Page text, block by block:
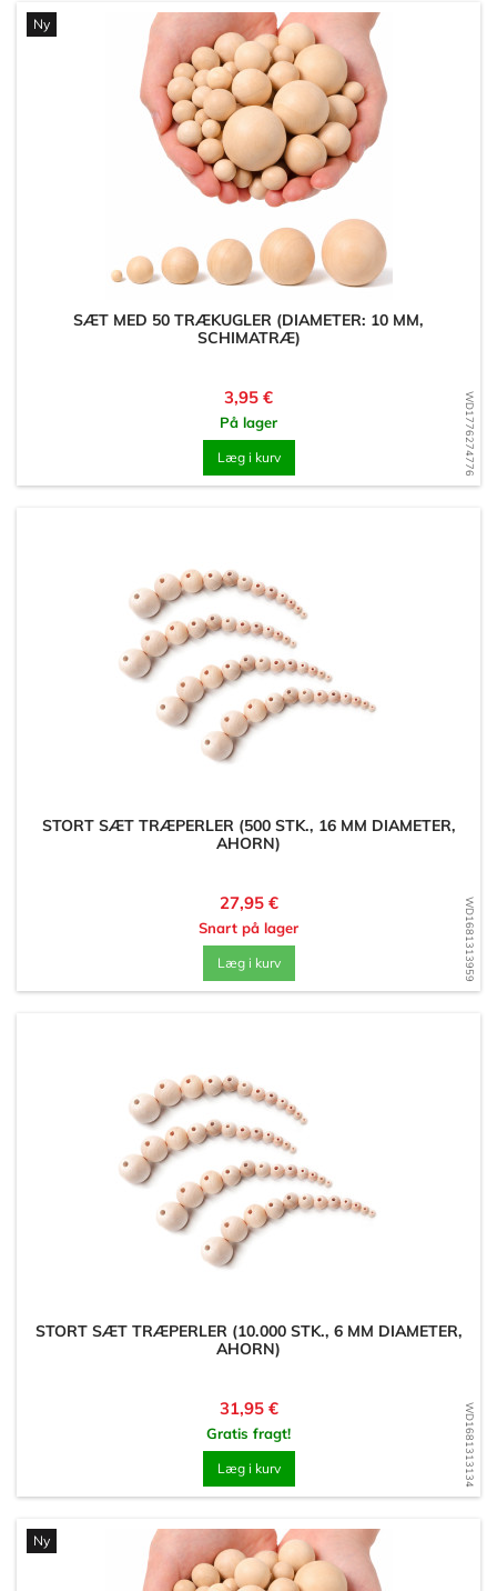
WD1776274776
Ny
SÆT MED 50 TRÆKUGLER (DIAMETER: 10 MM,
SCHIMATRÆ)
Pris
3,95 €
På lager
Læg i kurv
WD1681313959
STORT SÆT TRÆPERLER (500 STK., 16 MM DIAMETER,
AHORN)
Pris
27,95 €
Snart på lager
Læg i kurv
WD1681313134
STORT SÆT TRÆPERLER (10.000 STK., 6 MM DIAMETER,
AHORN)
Pris
31,95 €
Gratis fragt!
Læg i kurv
Ny